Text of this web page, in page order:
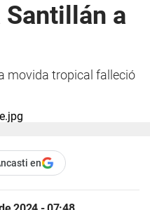
Santillán a
movida tropical falleció
en